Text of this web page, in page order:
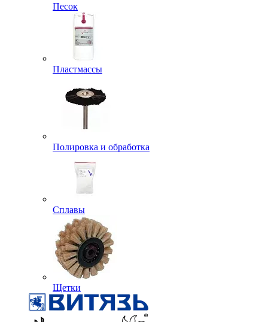
Песок
Пластмассы
Полировка и обработка
Сплавы
Щетки